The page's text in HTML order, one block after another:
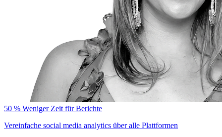
50 % Weniger Zeit für Berichte
Vereinfache social media analytics über alle Plattformen